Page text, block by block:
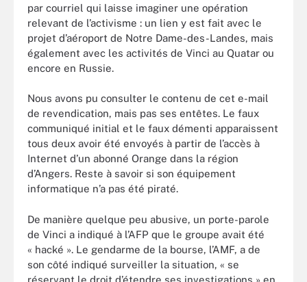
par courriel qui laisse imaginer une opération
relevant de l’activisme : un lien y est fait avec le
projet d’aéroport de Notre Dame-des-Landes, mais
également avec les activités de Vinci au Quatar ou
encore en Russie.
Nous avons pu consulter le contenu de cet e-mail
de revendication, mais pas ses entêtes. Le faux
communiqué initial et le faux démenti apparaissent
tous deux avoir été envoyés à partir de l’accès à
Internet d’un abonné Orange dans la région
d’Angers. Reste à savoir si son équipement
informatique n’a pas été piraté.
De manière quelque peu abusive, un porte-parole
de Vinci a indiqué à l’AFP que le groupe avait été
« hacké ». Le gendarme de la bourse, l’AMF, a de
son côté indiqué surveiller la situation, « se
réservant le droit d’étendre ses investigations » en